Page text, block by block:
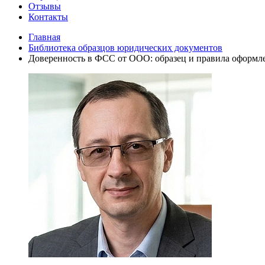
Отзывы
Контакты
Главная
Библиотека образцов юридических документов
Доверенность в ФСС от ООО: образец и правила